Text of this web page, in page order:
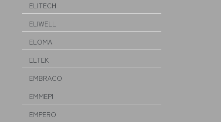
ELITECH
ELIWELL
ELOMA
ELTEK
EMBRACO
EMMEPI
EMPERO